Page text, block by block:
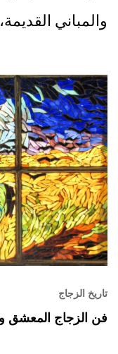
والمباني
تاريخ الزجاج
فن الزجاج المعشق